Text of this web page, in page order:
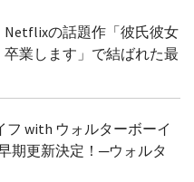
Netflixの話題作「彼氏彼女
業します」で結ばれた最
with ウォルターボーイ
期更新決定！─ウォルタ